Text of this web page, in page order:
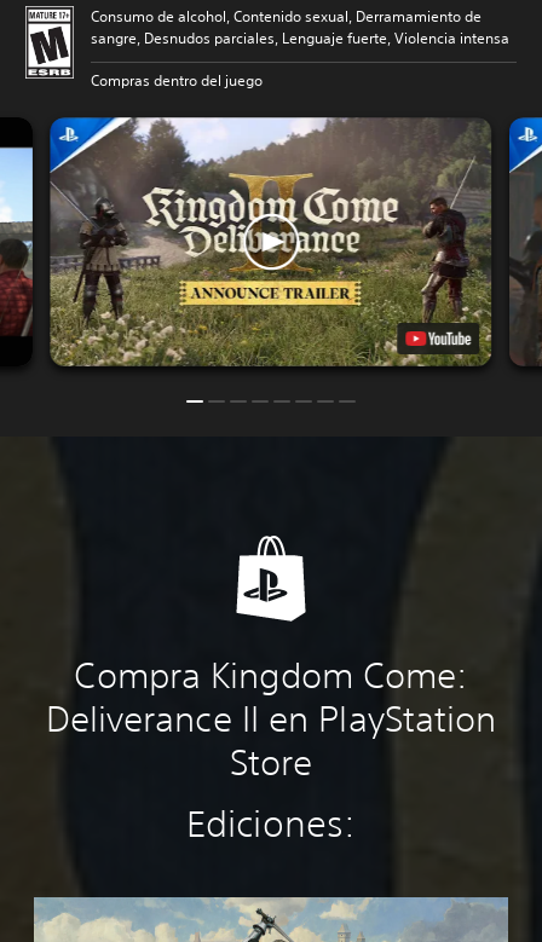
Consumo de alcohol, Contenido sexual, Derramamiento de
sangre, Desnudos parciales, Lenguaje fuerte, Violencia intensa
Compras dentro del juego
Compra Kingdom Come:
Deliverance II en PlayStation
Store
Ediciones: